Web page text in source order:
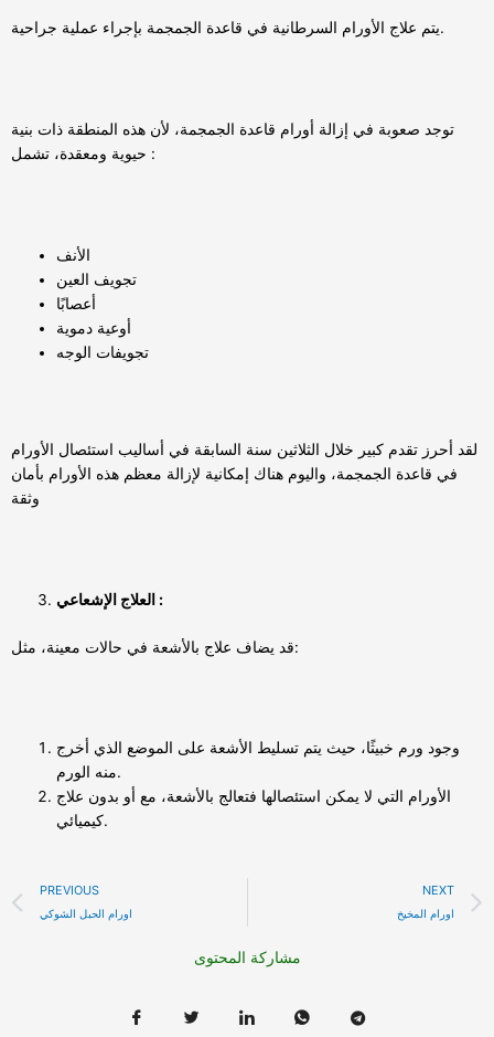
يتم علاج الأورام السرطانية في قاعدة الجمجمة بإجراء عملية جراحية.
توجد صعوبة في إزالة أورام قاعدة الجمجمة، لأن هذه المنطقة ذات بنية
حيوية ومعقدة، تشمل :
الأنف
تجويف العين
أعصابًا
أوعية دموية
تجويفات الوجه
لقد أحرز تقدم كبير خلال الثلاثين سنة السابقة في أساليب استئصال الأورام
في قاعدة الجمجمة، واليوم هناك إمكانية لإزالة معظم هذه الأورام بأمان
وثقة
العلاج الإشعاعي :
قد يضاف علاج بالأشعة في حالات معينة، مثل:
وجود ورم خبيثًا، حيث يتم تسليط الأشعة على الموضع الذي أخرج
منه الورم.
الأورام التي لا يمكن استئصالها فتعالج بالأشعة، مع أو بدون علاج
كيميائي.
Prev
PREVIOUS
اورام الحبل الشوكي
NEXT
اورام المخيخ
مشاركة المحتوى